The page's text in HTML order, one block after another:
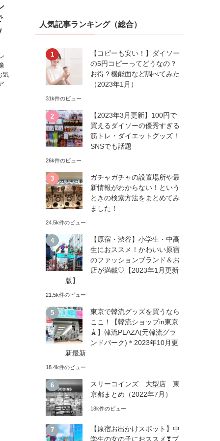
気
人気記事ランキング（総合）
【コピーも安い！】ダイソー
の5円コピーってどうなの？
お得？機能面など調べてみた
（2023年1月）
31k件のビュー
【2023年3月更新】100円で
買えるダイソーの優秀すぎる
筋トレ・ダイエットグッズ！
SNSでも話題
26k件のビュー
ガチャガチャの設置場所や最
新情報がわからない！という
ときの検索方法をまとめてみ
ました！
24.5k件のビュー
【原宿・渋谷】小学生・中高
生におススメ！かわいい原宿
のファッションブランド＆お
店が満載♡【2023年1月更新
版】
21.5k件のビュー
東京で韓流グッズを買うなら
ここ！【韓流ショップin東京
🗼】韓流PLAZA(元韓流グラ
ンドパーク)＊2023年10月更
新最新
18.4k件のビュー
スリーコインズ 大型店 東
京都まとめ（2022年7月）
18k件のビュー
【原宿お出かけスポット】中
学生の女の子におススメ❣プ